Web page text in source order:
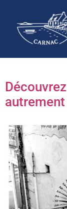
trinité
autrement